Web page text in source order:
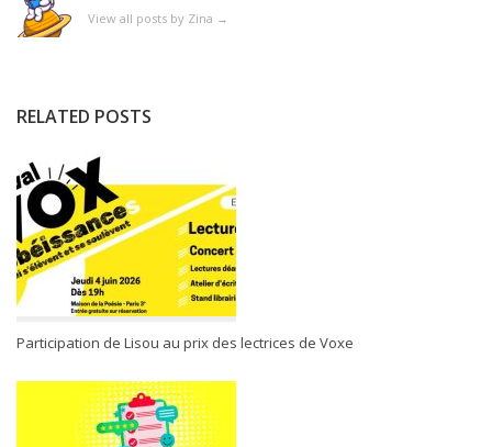
View all posts by Zina →
RELATED POSTS
Participation de Lisou au prix des lectrices de Voxe